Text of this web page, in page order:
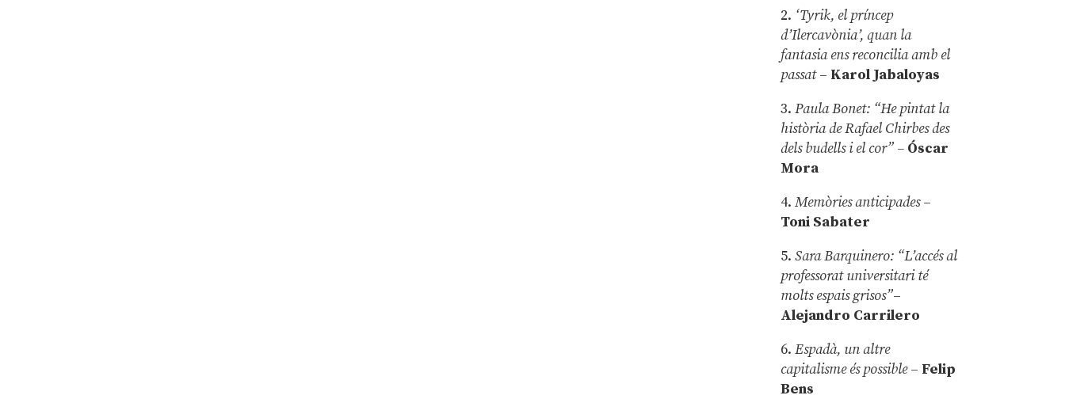
2. ‘Tyrik, el príncep
d’Ilercavònia’, quan la
fantasia ens reconcilia amb el
passat– Karol Jabaloyas
3.Paula Bonet: “He pintat la
història de Rafael Chirbes des
dels budells i el cor” – Óscar
Mora
4.Memòries anticipades–
Toni Sabater
5.Sara Barquinero: “L’accés al
professorat universitari té
molts espais grisos”–
Alejandro Carrilero
6.Espadà, un altre
capitalisme és possible – Felip
Bens